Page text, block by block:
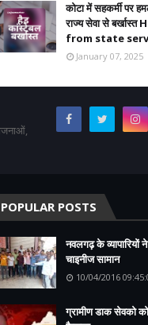
कोटा में सहकर्मी पर
राज्य सेवा से
from state
January 07, 2025
POPULAR POSTS
नवलगढ़ के व्यापारियों
चाइनीज सामान
10/04/2016
ग्रामीण डाक सेवको